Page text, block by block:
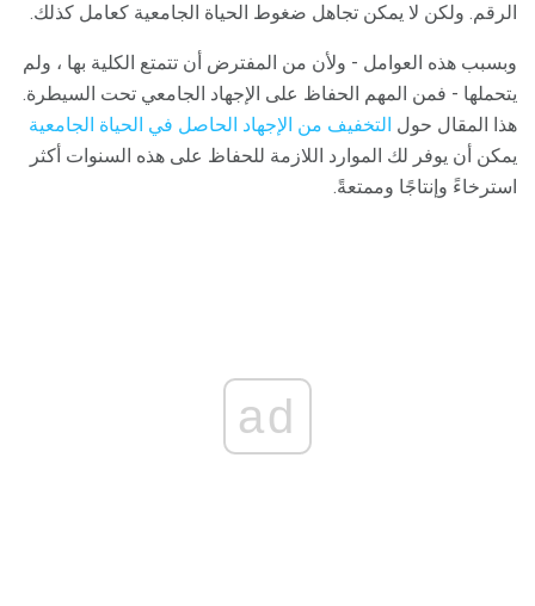
الرقم. ولكن لا يمكن تجاهل ضغوط الحياة الجامعية كعامل كذلك.
وبسبب هذه العوامل - ولأن من المفترض أن تتمتع الكلية بها ، ولم
يتحملها - فمن المهم الحفاظ على الإجهاد الجامعي تحت السيطرة.
هذا المقال حول التخفيف من الإجهاد الحاصل في الحياة الجامعية
يمكن أن يوفر لك الموارد اللازمة للحفاظ على هذه السنوات أكثر
استرخاءً وإنتاجًا وممتعةً.
ad